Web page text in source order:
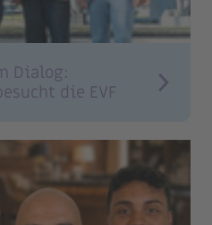
Dialog:
die EVF